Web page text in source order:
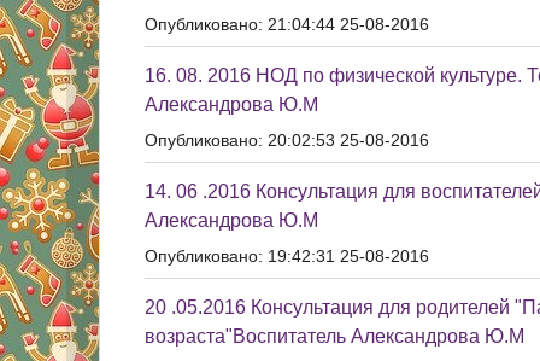
Опубликовано: 21:04:44 25-08-2016
16. 08. 2016 НОД по физической культуре.
Александрова Ю.М
Опубликовано: 20:02:53 25-08-2016
14. 06 .2016 Консультация для
Александрова Ю.М
Опубликовано: 19:42:31 25-08-2016
20 .05.2016 Консультация для родителей
возраста"Воспитатель Александрова Ю.М